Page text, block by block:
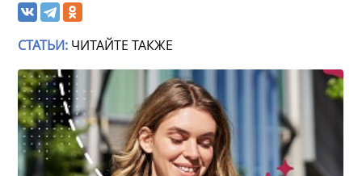
СТАТЬИ: ЧИТАЙТЕ ТАКЖЕ